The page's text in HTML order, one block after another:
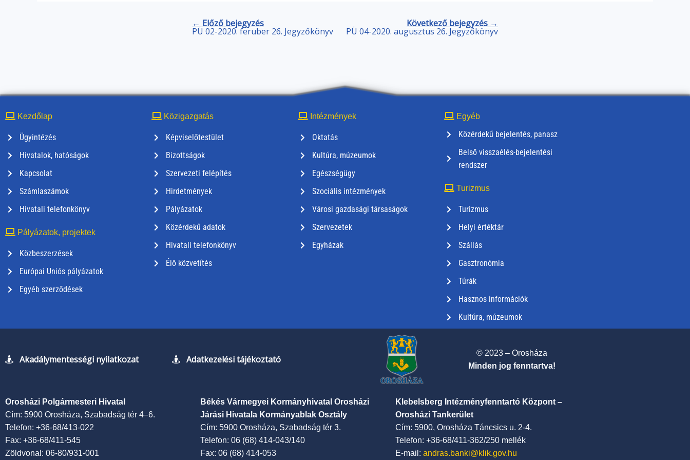
← Előző bejegyzés
PÜ 02-2020. feruber 26. Jegyzőkönyv
Következő bejegyzés →
PÜ 04-2020. augusztus 26. Jegyzőkönyv
Kezdőlap
Ügyintézés
Hivatalok, hatóságok
Kapcsolat
Számlaszámok
Hivatali telefonkönyv
Pályázatok, projektek
Közbeszerzések
Európai Uniós pályázatok
Egyéb szerződések
Közigazgatás
Képviselőtestület
Bizottságok
Szervezeti felépítés
Hirdetmények
Pályázatok
Közérdekű adatok
Hivatali telefonkönyv
Élő közvetítés
Intézmények
Oktatás
Kultúra, múzeumok
Egészségügy
Szociális intézmények
Városi gazdasági társaságok
Szervezetek
Egyházak
Egyéb
Közérdekű bejelentés, panasz
Belső visszaélés-bejelentési
rendszer
Turizmus
Turizmus
Helyi értéktár
Szállás
Gasztronómia
Túrák
Hasznos információk
Kultúra, múzeumok
Akadálymentességi nyilatkozat Adatkezelési tájékoztató
© 2023 – Orosháza
Minden jog fenntartva!
Orosházi Polgármesteri Hivatal
Cím: 5900 Orosháza, Szabadság tér 4–6.
Telefon: +36-68/413-022
Fax: +36-68/411-545
Zöldvonal: 06-80/931-001
Békés Vármegyei Kormányhivatal Orosházi
Járási Hivatala Kormányablak Osztály
Cím: 5900 Orosháza, Szabadság tér 3.
Telefon: 06 (68) 414-043/140
Fax: 06 (68) 414-053
Klebelsberg Intézményfenntartó Központ –
Orosházi Tankerület
Cím: 5900, Orosháza Táncsics u. 2-4.
Telefon: +36-68/411-362/250 mellék
E-mail: andras.banki@klik.gov.hu